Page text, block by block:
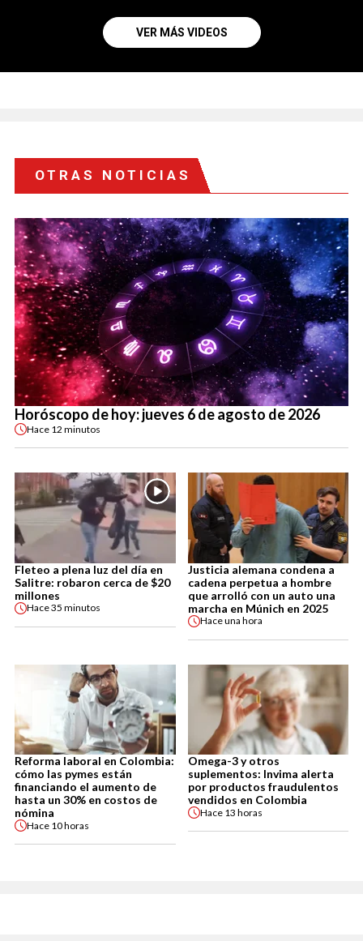
VER MÁS VIDEOS
OTRAS NOTICIAS
Horóscopo de hoy: jueves 6 de agosto de 2026
Hace 12 minutos
Fleteo a plena luz del día en
Salitre: robaron cerca de $20
millones
Hace35 minutos
Justicia alemana condena a
cadena perpetua a hombre
que arrolló con un auto una
marcha en Múnich en 2025
Haceuna hora
Reforma laboral en Colombia:
cómo las pymes están
financiando el aumento de
hasta un 30% en costos de
nómina
Hace 10 horas
Omega-3 y otros
suplementos: Invima alerta
por productos fraudulentos
vendidos en Colombia
Hace 13 horas